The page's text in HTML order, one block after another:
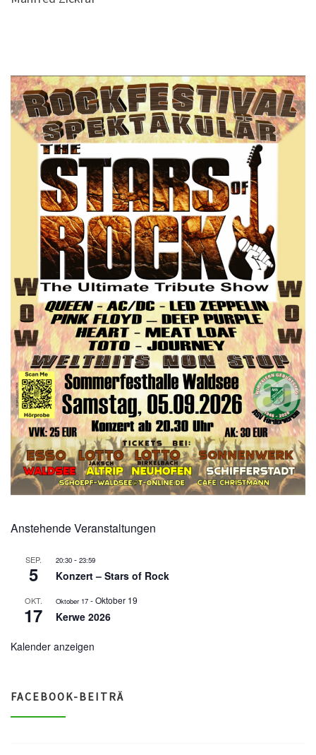
Anstehende Veranstaltungen
SEP.
5
20:30 - 23:59
Konzert – Stars of Rock
OKT.
17
Oktober 17 -Oktober 19
Kerwe 2026
Kalender anzeigen
FACEBOOK-BEITRÄ